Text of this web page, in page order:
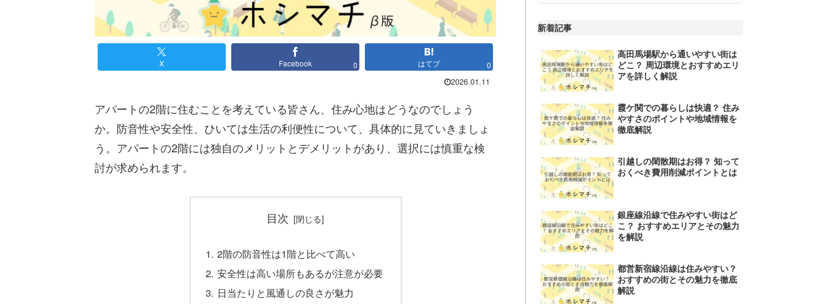
X Facebook 0 はてブ 0
2026.01.11
アパートの2階に住むことを考えている皆さん、住み心地はどうなのでしょう
か。防音性や安全性、ひいては生活の利便性について、具体的に見ていきましょ
う。アパートの2階には独自のメリットとデメリットがあり、選択には慎重な検
討が求められます。
目次
2階の防音性は1階と比べて高い
安全性は高い場所もあるが注意が必要
日当たりと風通しの良さが魅力
新着記事
高田馬場駅から通いやすい街は
どこ？ 周辺環境とおすすめエリ
アを詳しく解説
霞ケ関での暮らしは快適？ 住み
やすさのポイントや地域情報を
徹底解説
引越しの閑散期はお得？ 知って
おくべき費用削減ポイントとは
銀座線沿線で住みやすい街はど
こ？ おすすめエリアとその魅力
を解説
都営新宿線沿線は住みやすい？
おすすめの街とその魅力を徹底
解説